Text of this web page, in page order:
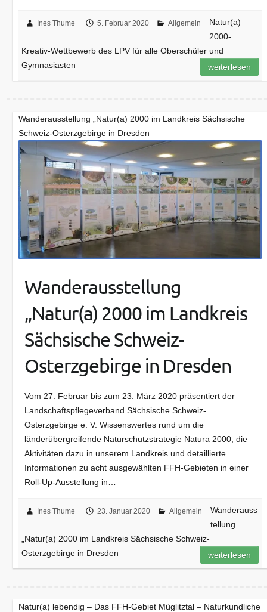
Ines Thume 5. Februar 2020 Allgemein
Natur(a)
2000-
Kreativ-Wettbewerb des LPV für alle Oberschüler und
Gymnasiasten
weiterlesen
Wanderausstellung „Natur(a) 2000 im Landkreis Sächsische
Schweiz-Osterzgebirge in Dresden
Wanderausstellung
„Natur(a) 2000 im Landkreis
Sächsische Schweiz-
Osterzgebirge in Dresden
Vom 27. Februar bis zum 23. März 2020 präsentiert der
Landschaftspflegeverband Sächsische Schweiz-
Osterzgebirge e. V. Wissenswertes rund um die
länderübergreifende Naturschutzstrategie Natura 2000, die
Aktivitäten dazu in unserem Landkreis und detaillierte
Informationen zu acht ausgewählten FFH-Gebieten in einer
Roll-Up-Ausstellung in…
Ines Thume 23. Januar 2020 Allgemein
Wanderauss
tellung
„Natur(a) 2000 im Landkreis Sächsische Schweiz-
Osterzgebirge in Dresden
weiterlesen
Natur(a) lebendig – Das FFH-Gebiet Müglitztal – Naturkundliche